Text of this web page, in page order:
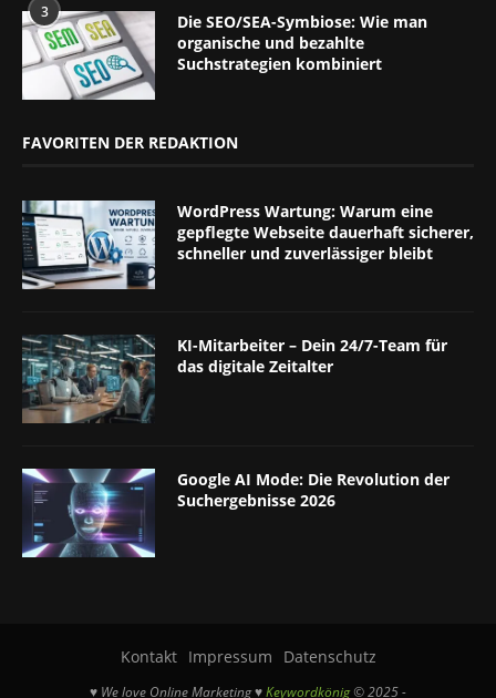
3
Die SEO/SEA-Symbiose: Wie man
organische und bezahlte
Suchstrategien kombiniert
FAVORITEN DER REDAKTION
WordPress Wartung: Warum eine
gepflegte Webseite dauerhaft sicherer,
schneller und zuverlässiger bleibt
KI-Mitarbeiter – Dein 24/7-Team für
das digitale Zeitalter
Google AI Mode: Die Revolution der
Suchergebnisse 2026
Kontakt Impressum Datenschutz
♥ We love Online Marketing ♥Keywordkönig© 2025 -